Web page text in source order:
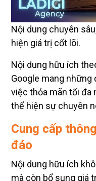
Nội dung chuyên
hiện giá trị cốt lõi.
Nội dung hữu ích
Google mang những
việc thỏa mãn tối đa
thể hiện sự chuyên
Cung cấp
đáo
Nội dung hữu ích
mà còn bổ sung giá